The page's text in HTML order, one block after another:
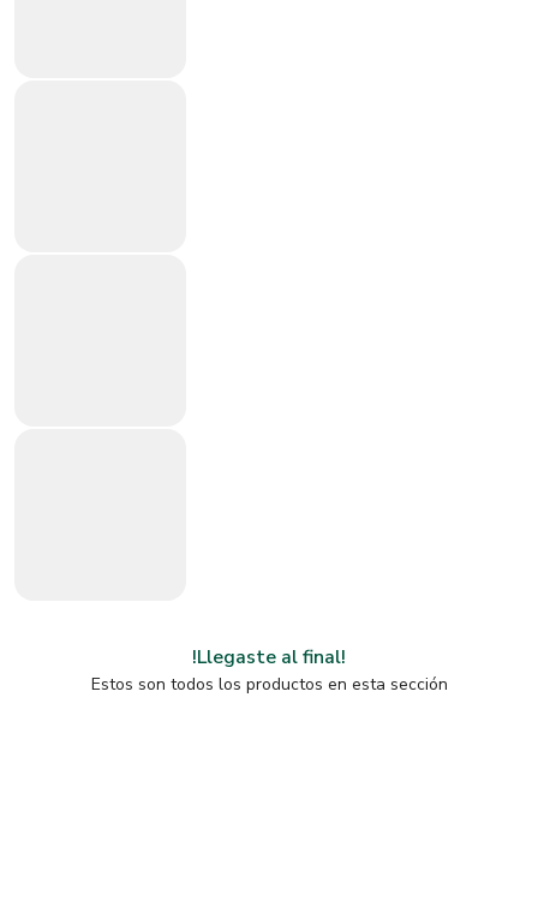
!Llegaste al final!
Estos son todos los productos en esta sección